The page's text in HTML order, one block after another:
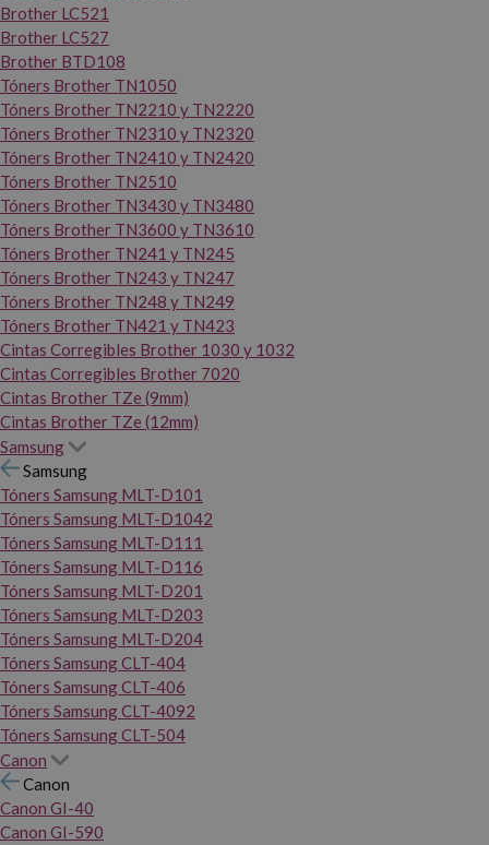
Brother LC521
Brother LC527
Brother BTD108
Tóners Brother TN1050
Tóners Brother TN2210 y TN2220
Tóners Brother TN2310 y TN2320
Tóners Brother TN2410 y TN2420
Tóners Brother TN2510
Tóners Brother TN3430 y TN3480
Tóners Brother TN3600 y TN3610
Tóners Brother TN241 y TN245
Tóners Brother TN243 y TN247
Tóners Brother TN248 y TN249
Tóners Brother TN421 y TN423
Cintas Corregibles Brother 1030 y 1032
Cintas Corregibles Brother 7020
Cintas Brother TZe (9mm)
Cintas Brother TZe (12mm)
Samsung
Samsung
Tóners Samsung MLT-D101
Tóners Samsung MLT-D1042
Tóners Samsung MLT-D111
Tóners Samsung MLT-D116
Tóners Samsung MLT-D201
Tóners Samsung MLT-D203
Tóners Samsung MLT-D204
Tóners Samsung CLT-404
Tóners Samsung CLT-406
Tóners Samsung CLT-4092
Tóners Samsung CLT-504
Canon
Canon
Canon GI-40
Canon GI-590